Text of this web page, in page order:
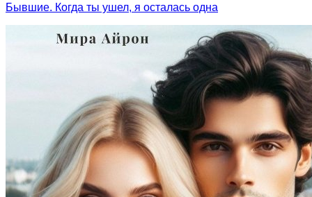
Бывшие. Когда ты ушел, я осталась одна